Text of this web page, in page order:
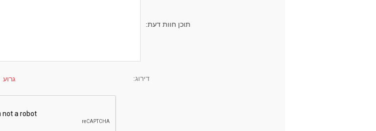
תוכן חוות דעת:
דירוג: גרוע